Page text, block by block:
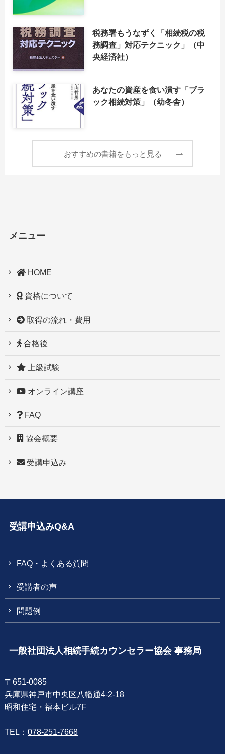
税務署もうなずく「相続税の税
務調査」対応テクニック」（中
央経済社）
あなたの資産を食い潰す「ブラ
ック相続対策」（幼冬舎）
おすすめの書籍をもっと見る
メニュー
HOME
資格について
取得の流れ・費用
合格後
上級試験
オンライン講座
FAQ
協会概要
受講申込み
受講申込みQ&A
FAQ・よくある質問
受講者の声
問題例
一般社団法人相続手続カウンセラー協会 事務局
〒651-0085
兵庫県神戸市中央区八幡通4-2-18
昭和住宅・福本ビル7F
TEL： 078-251-7668